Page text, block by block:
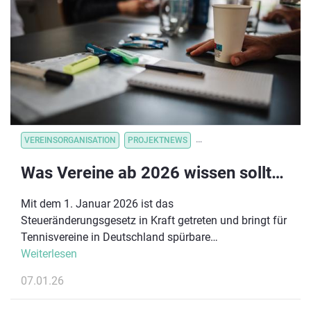
der Kassenbon wird einfach auf der Aktionsseite
hochgeladen und dem entsprechenden Verein
gutgeschrieben.
VEREINSORGANISATION PROJEKTNEWS VEREINSORGANISATION
Was Vereine ab 2026 wissen sollten: Die Vorteile des Steueränderungsgesetzes
Mit dem 1. Januar 2026 ist das
Steueränderungsgesetz in Kraft getreten und bringt für
Tennisvereine in Deutschland spürbare
Erleichterungen. Ziel der Reform ist es, Vereine
und neue finanzielle Spielräume zu eröffnen.
Weiterlesen
07.01.26